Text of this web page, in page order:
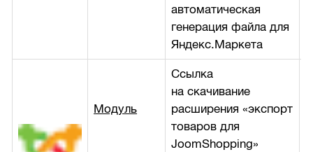
автоматическая
генерация файла для
Яндекс.Маркета
Модуль
Ссылка
на скачивание
расширения «экспорт
товаров для
JoomShopping»